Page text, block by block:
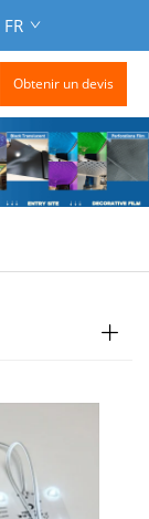
FR
Obtenir un devis